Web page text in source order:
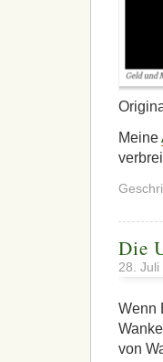
Meine
Die
28. Juli
Wenn
von